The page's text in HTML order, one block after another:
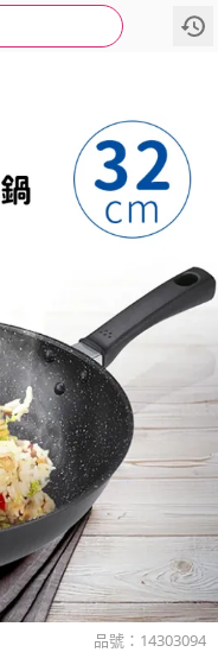
品號： 14303094